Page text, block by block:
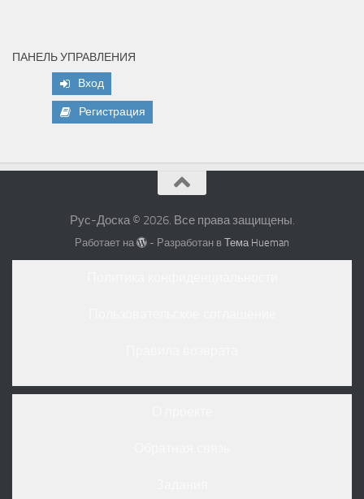
ПАНЕЛЬ УПРАВЛЕНИЯ
Вход
Регистрация
Рус-Доска © 2026. Все права защищены.
Работает на - Разработан вТема Hueman